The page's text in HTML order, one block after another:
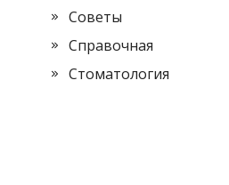
Советы
Справочная
Стоматология